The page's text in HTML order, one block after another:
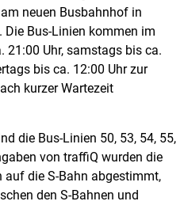
neuen Busbahnhof in
Die Bus-Linien kommen im
21:00 Uhr, samstags bis ca.
bis ca. 12:00 Uhr zur
kurzer Wartezeit
die Bus-Linien 50, 53, 54, 55,
von traffiQ wurden die
auf die S-Bahn abgestimmt,
den S-Bahnen und